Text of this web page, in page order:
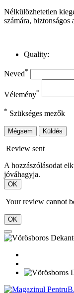
Nélkülözhetetlen
számára, biztonságos
Quality:
Neved*
Vélemény*
* Szükséges mezők
Mégsem Küldés
Review sent
A hozzászólásodat
jóváhagyja.
OK
Your review cannot
OK